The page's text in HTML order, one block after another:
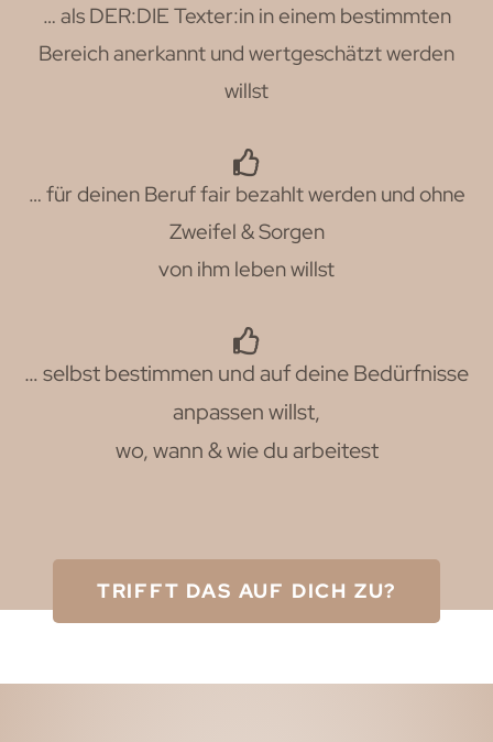
… als DER:DIE Texter:in in einem bestimmten
Bereich anerkannt und wertgeschätzt werden
willst
… für deinen Beruf fair bezahlt werden und ohne
Zweifel & Sorgen
von ihm leben willst
… selbst bestimmen und auf deine Bedürfnisse
anpassen willst,
wo, wann & wie du arbeitest
TRIFFT DAS AUF DICH ZU?